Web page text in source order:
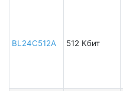
BL24C512A 512 Кбит